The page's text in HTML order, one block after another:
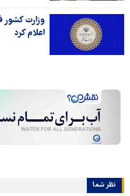
وزارت کشور
اعلام کرد
نظر شما